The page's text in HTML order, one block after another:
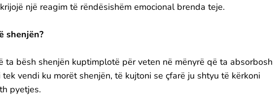
një reagim të rëndësishëm emocional brenda teje.
shenjën?
ta bësh shenjën kuptimplotë për veten në mënyrë që ta absorbosh
vendi ku morët shenjën, të kujtoni se çfarë ju shtyu të kërkoni
pyetjes.